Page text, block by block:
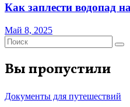
Как заплести водопад
Май 8, 2025
Вы пропустили
Документы для путешествий